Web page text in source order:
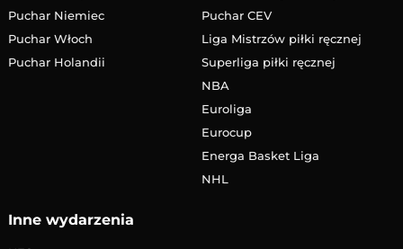
Puchar Niemiec
Puchar Włoch
Puchar Holandii
Puchar CEV
Liga Mistrzów piłki ręcznej
Superliga piłki ręcznej
NBA
Euroliga
Eurocup
Energa Basket Liga
NHL
Inne wydarzenia